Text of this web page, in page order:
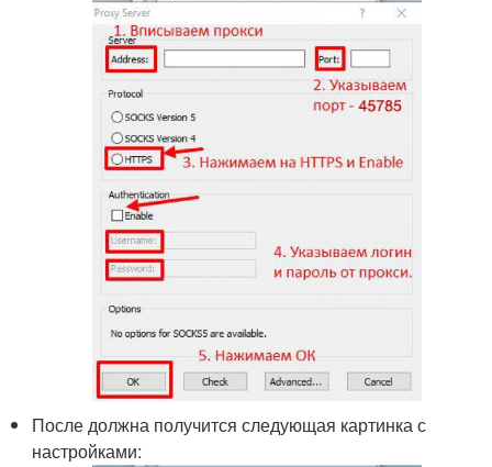
После должна получится следующая картинка с
настройками: